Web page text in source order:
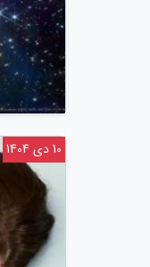
10 دی 1404